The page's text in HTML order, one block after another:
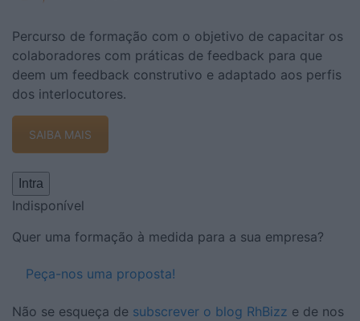
Percurso de formação com o objetivo de capacitar os
colaboradores com práticas de feedback para que
deem um feedback construtivo e adaptado aos perfis
dos interlocutores.
SAIBA MAIS
Intra
Indisponível
Quer uma formação à medida para a sua empresa?
Peça-nos uma proposta!
Não se esqueça de subscrever o blog RhBizz e de nos